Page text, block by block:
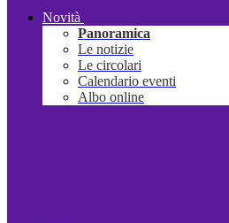
Novità
Panoramica
Le notizie
Le circolari
Calendario eventi
Albo online